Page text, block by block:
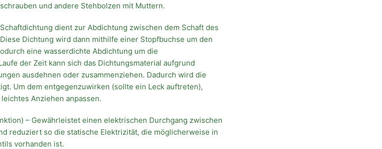
und andere Stehbolzen mit Muttern.
dient zur Abdichtung zwischen dem Schaft des
Dichtung wird dann mithilfe einer Stopfbuchse um den
eine wasserdichte Abdichtung um die
der Zeit kann sich das Dichtungsmaterial aufgrund
ausdehnen oder zusammenziehen. Dadurch wird die
Um dem entgegenzuwirken (sollte ein Leck auftreten),
Anziehen anpassen.
– Gewährleistet einen elektrischen Durchgang zwischen
reduziert so die statische Elektrizität, die möglicherweise in
vorhanden ist.